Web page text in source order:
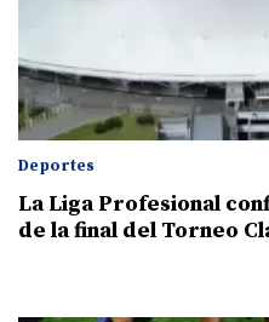
Deportes
La Liga Profesional
de la final del Torneo